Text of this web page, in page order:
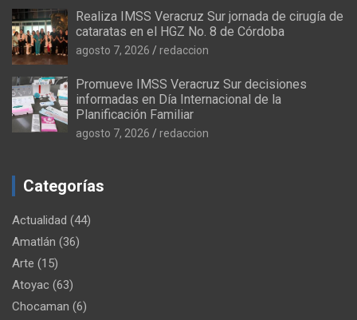
Realiza IMSS Veracruz Sur jornada de cirugía de
cataratas en el HGZ No. 8 de Córdoba
agosto 7, 2026 redaccion
Promueve IMSS Veracruz Sur decisiones
informadas en Día Internacional de la
Planificación Familiar
agosto 7, 2026 redaccion
Categorías
Actualidad (44)
Amatlán (36)
Arte (15)
Atoyac (63)
Chocaman (6)